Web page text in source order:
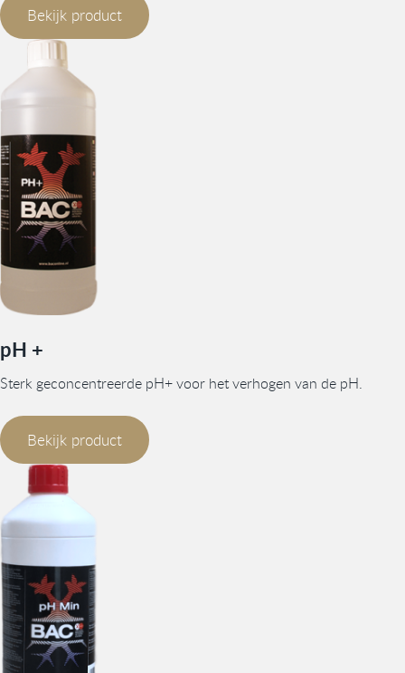
Bekijk product
pH +
Sterk geconcentreerde pH+ voor het verhogen van de pH.
Bekijk product